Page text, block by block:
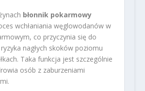
błonnik pokarmowy
wchłaniania węglowodanów w
co przyczynia się do
nagłych skoków poziomu
Taka funkcja jest szczególnie
osób z zaburzeniami